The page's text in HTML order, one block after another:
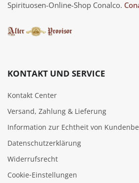
Spirituosen-Online-Shop Conalco.
KONTAKT UND SERVICE
Kontakt Center
Versand, Zahlung & Lieferung
Information zur Echtheit von
Datenschutzerklärung
Widerrufsrecht
Cookie‑Einstellungen